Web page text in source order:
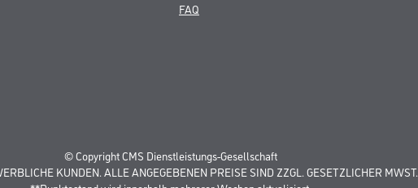
FAQ
© Copyright CMS Dienstleistungs-Gesellschaft
KUNDEN. ALLE ANGEGEBENEN PREISE SIND ZZGL. GESETZLICHER MWST.